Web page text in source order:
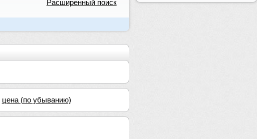
Расширенный поиск
цена (по убыванию)